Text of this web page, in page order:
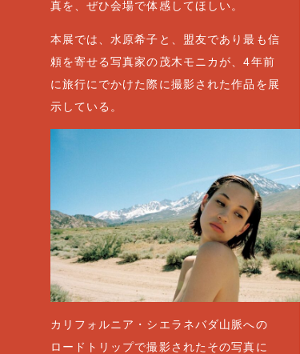
真を、ぜひ会場で体感してほしい。
本展では、水原希子と、盟友であり最も信
頼を寄せる写真家の茂木モニカが、4年前
に旅行にでかけた際に撮影された作品を展
示している。
カリフォルニア・シエラネバダ山脈への
ロードトリップで撮影されたその写真に